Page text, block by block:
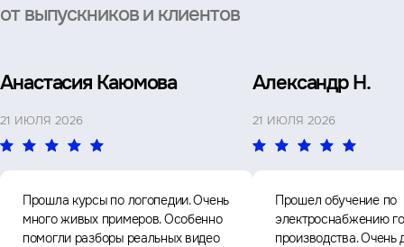
от выпускников и клиентов
Анастасия Каюмова
21 ИЮЛЯ 2026
Прошла курсы по логопедии. Очень
много живых примеров. Особенно
помогли разборы реальных видео
Александр Н.
21 ИЮЛЯ 2026
Прошел обучение по
электроснабжению
производства. Очень